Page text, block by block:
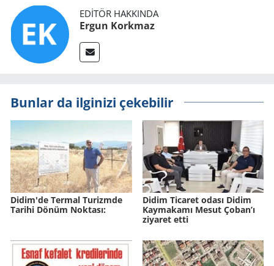
EDITÖR HAKKINDA
Ergun Korkmaz
Bunlar da ilginizi çekebilir
Didim'de Ter­mal Tu­rizm­de
Ta­ri­hi Dönüm Nok­ta­sı:
Didim Ticaret odası Didim
Kaymakamı Mesut Çoban’ı
ziyaret etti